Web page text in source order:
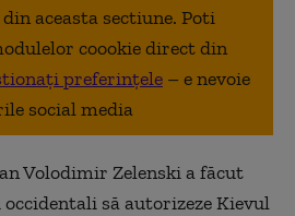
aceasta sectiune. Poti
coookie direct din
preferințele – e nevoie
social media
Volodimir Zelenski a făcut
să autorizeze Kievul